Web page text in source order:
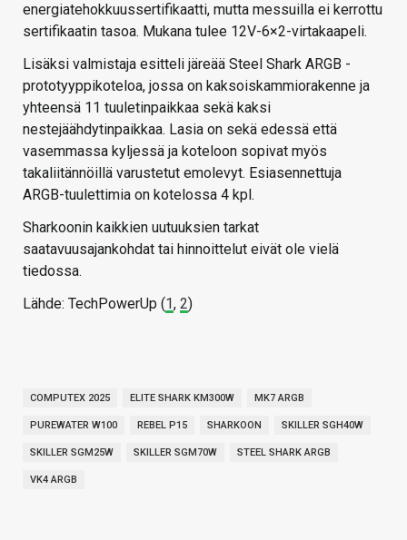
energiatehokkuussertifikaatti, mutta messuilla ei kerrottu
sertifikaatin tasoa. Mukana tulee 12V-6×2-virtakaapeli.
Lisäksi valmistaja esitteli järeää Steel Shark ARGB -
prototyyppikoteloa, jossa on kaksoiskammiorakenne ja
yhteensä 11 tuuletinpaikkaa sekä kaksi
nestejäähdytinpaikkaa. Lasia on sekä edessä että
vasemmassa kyljessä ja koteloon sopivat myös
takaliitännöillä varustetut emolevyt. Esiasennettuja
ARGB-tuulettimia on kotelossa 4 kpl.
Sharkoonin kaikkien uutuuksien tarkat
saatavuusajankohdat tai hinnoittelut eivät ole vielä
tiedossa.
Lähde: TechPowerUp (1, 2)
COMPUTEX 2025 ELITE SHARK KM300W MK7 ARGB
PUREWATER W100 REBEL P15 SHARKOON SKILLER SGH40W
SKILLER SGM25W SKILLER SGM70W STEEL SHARK ARGB
VK4 ARGB